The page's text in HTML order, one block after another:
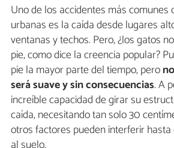
Uno de los accidentes más comunes
urbanas es la caída desde lugares
ventanas y techos. Pero, ¿los gatos
pie, como dice la creencia popular?
pie la mayor parte del tiempo, pero
será suave y sin consecuencias. A
increíble capacidad de girar su
caída, necesitando tan solo 30
otros factores pueden interferir